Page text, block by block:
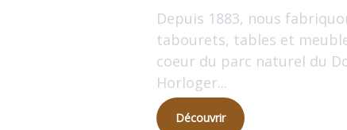
Depuis 1883, nous
tabourets, tables et
coeur du parc naturel du
Horloger...
Découvrir